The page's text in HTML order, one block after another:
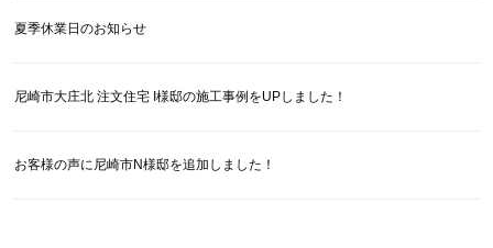
夏季休業日のお知らせ
尼崎市大庄北 注文住宅 I様邸の施工事例をUPしました！
お客様の声に尼崎市N様邸を追加しました！